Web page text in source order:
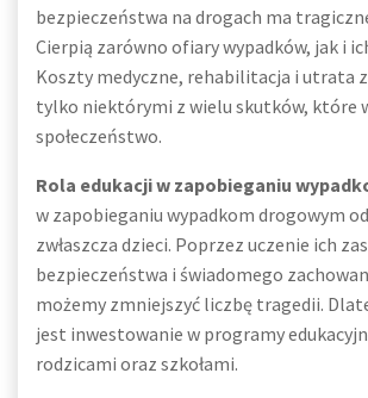
bezpieczeństwa na drogach ma
Cierpią zarówno ofiary wypadków, jak i
Koszty medyczne, rehabilitacja i utrata
tylko niektórymi z wielu skutków, które
społeczeństwo.
Rola edukacji w zapobieganiu
w zapobieganiu wypadkom drogowym
zwłaszcza dzieci. Poprzez uczenie ich
bezpieczeństwa i świadomego
możemy zmniejszyć liczbę tragedii.
jest inwestowanie w programy
rodzicami oraz szkołami.